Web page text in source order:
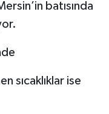
batısında
sıcaklıklar ise